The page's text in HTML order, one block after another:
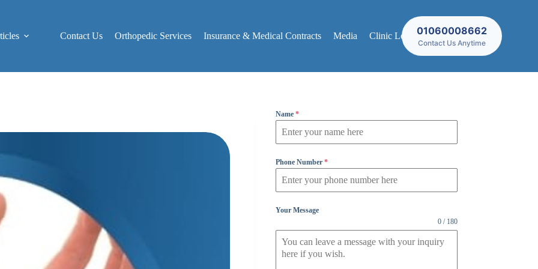
Contact Us Orthopedic Services Insurance & Medical Contracts Media Clinic Locations01060008662
Contact Us Anytime
Name*
Phone Number*
Your Message
0 / 180